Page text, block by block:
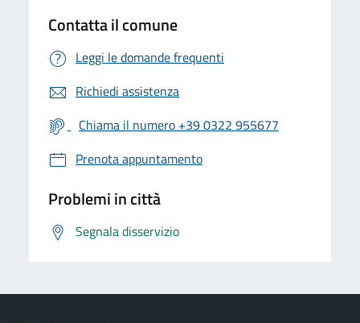
Contatta il comune
Leggi le domande frequenti
Richiedi assistenza
Chiama il numero +39 0322 955677
Prenota appuntamento
Problemi in città
Segnala disservizio